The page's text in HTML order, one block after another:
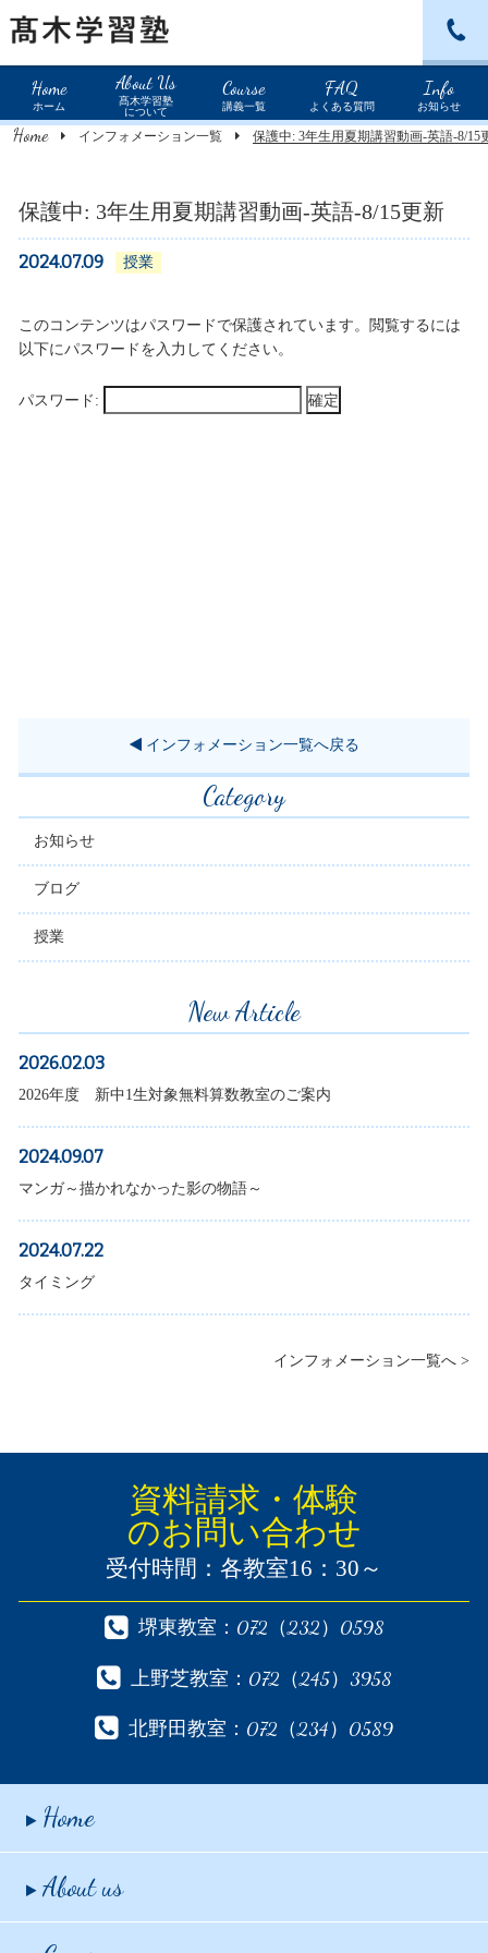
Home
ホーム
About Us
髙木学習塾
について
Course
講義一覧
FAQ
よくある質問
Info
お知らせ
北野田教室：072-234-0589
Home インフォメーション一覧 保護中: 3年生用夏期講習動画-英語-8/15
保護中: 3年生用夏期講習動画-英語-8/15更新
2024.07.09 授業
このコンテンツはパスワードで保護されています。閲覧するには
以下にパスワードを入力してください。
パスワード:
インフォメーション一覧へ戻る
Category
お知らせ
ブログ
授業
New Article
2026.02.03
2026年度 新中1生対象無料算数教室のご案内
2024.09.07
マンガ～描かれなかった影の物語～
2024.07.22
タイミング
インフォメーション一覧へ >
資料請求・体験
のお問い合わせ
受付時間：各教室16：30～
堺東教室：072（232）0598
上野芝教室：072（245）3958
北野田教室：072（234）0589
Home
About us